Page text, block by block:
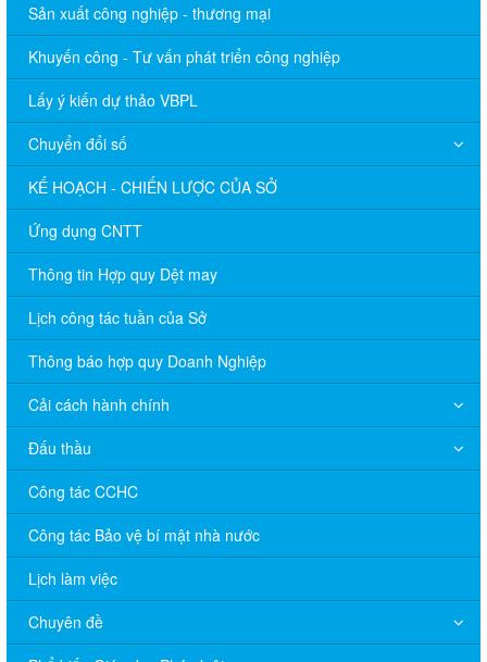
Sản xuất công nghiệp - thương mại
Khuyến công - Tư vấn phát triển công nghiệp
Lấy ý kiến dự thảo VBPL
Chuyển đổi số
KẾ HOẠCH - CHIẾN LƯỢC CỦA SỞ
Ứng dụng CNTT
Thông tin Hợp quy Dệt may
Lịch công tác tuần của Sở
Thông báo hợp quy Doanh Nghiệp
Cải cách hành chính
Đấu thầu
Công tác CCHC
Công tác Bảo vệ bí mật nhà nước
Lịch làm việc
Chuyên đề